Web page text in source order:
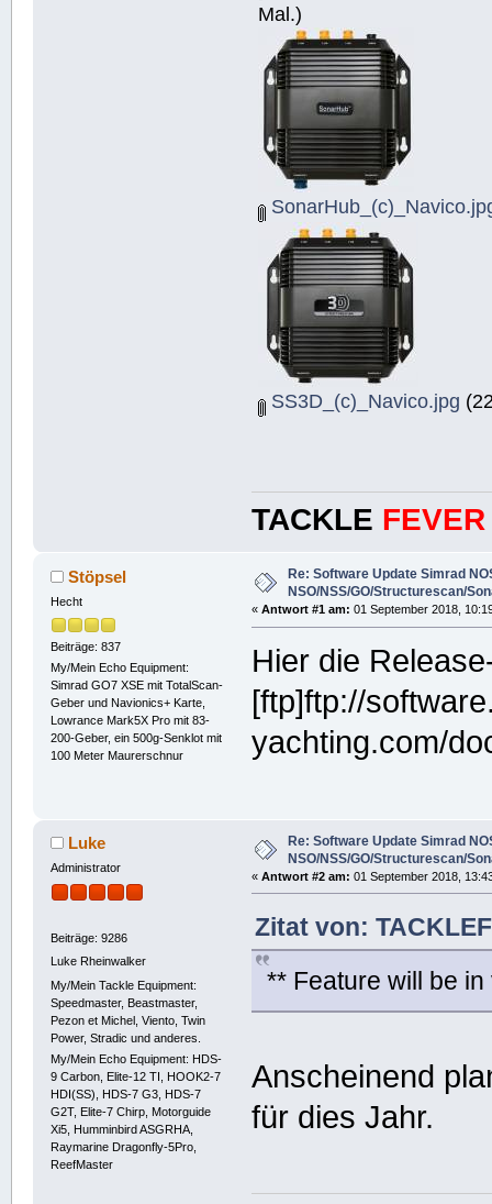
Mal.)
SS3D_(c)_Navico.jpg
TACKLE FEVER
Stöpsel
Hecht
Beiträge: 837
My/Mein Echo Equipment:
Simrad GO7 XSE mit TotalScan-
Geber und Navionics+ Karte,
Lowrance Mark5X Pro mit 83-
200-Geber, ein 500g-Senklot mit
100 Meter Maurerschnur
Re: Software Update Simrad
NSO/NSS/GO/Structurescan/
«Antwort #1 am: 01 September 2018,
Hier die
[ftp]ftp://
yachting.com/
Luke
Administrator
Beiträge: 9286
Luke Rheinwalker
My/Mein Tackle Equipment:
Speedmaster, Beastmaster,
Pezon et Michel, Viento, Twin
Power, Stradic und anderes.
My/Mein Echo Equipment: HDS-
9 Carbon, Elite-12 TI, HOOK2-7
HDI(SS), HDS-7 G3, HDS-7
G2T, Elite-7 Chirp, Motorguide
Xi5, Humminbird ASGRHA,
Raymarine Dragonfly-5Pro,
ReefMaster
Re: Software Update Simrad
NSO/NSS/GO/Structurescan/
«Antwort #2 am: 01 September 2018,
Zitat von:
** Feature will be
Anscheinend
für dies Jahr.